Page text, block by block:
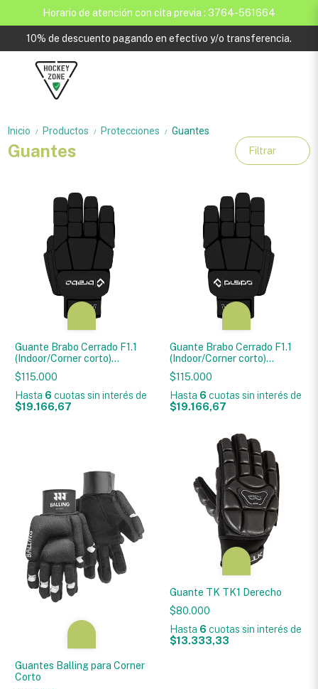
Horario de atención con cita previa : 3764-561664
10% de descuento pagando en efectivo y/o transferencia.
Inicio / Productos / Protecciones / Guantes
Guantes Filtrar
Guante Brabo Cerrado F1.1
(Indoor/Corner corto)
Derecho
$115.000
Hasta 6 cuotas sin interésde
$19.166,67
Guante Brabo Cerrado F1.1
(Indoor/Corner corto)
Izquierdo
$115.000
Hasta 6 cuotas sin interés de
$19.166,67
Guantes Balling para Corner
Corto
Guante TK TK1 Derecho
$80.000
Hasta 6 cuotas sin interés de
$13.333,33